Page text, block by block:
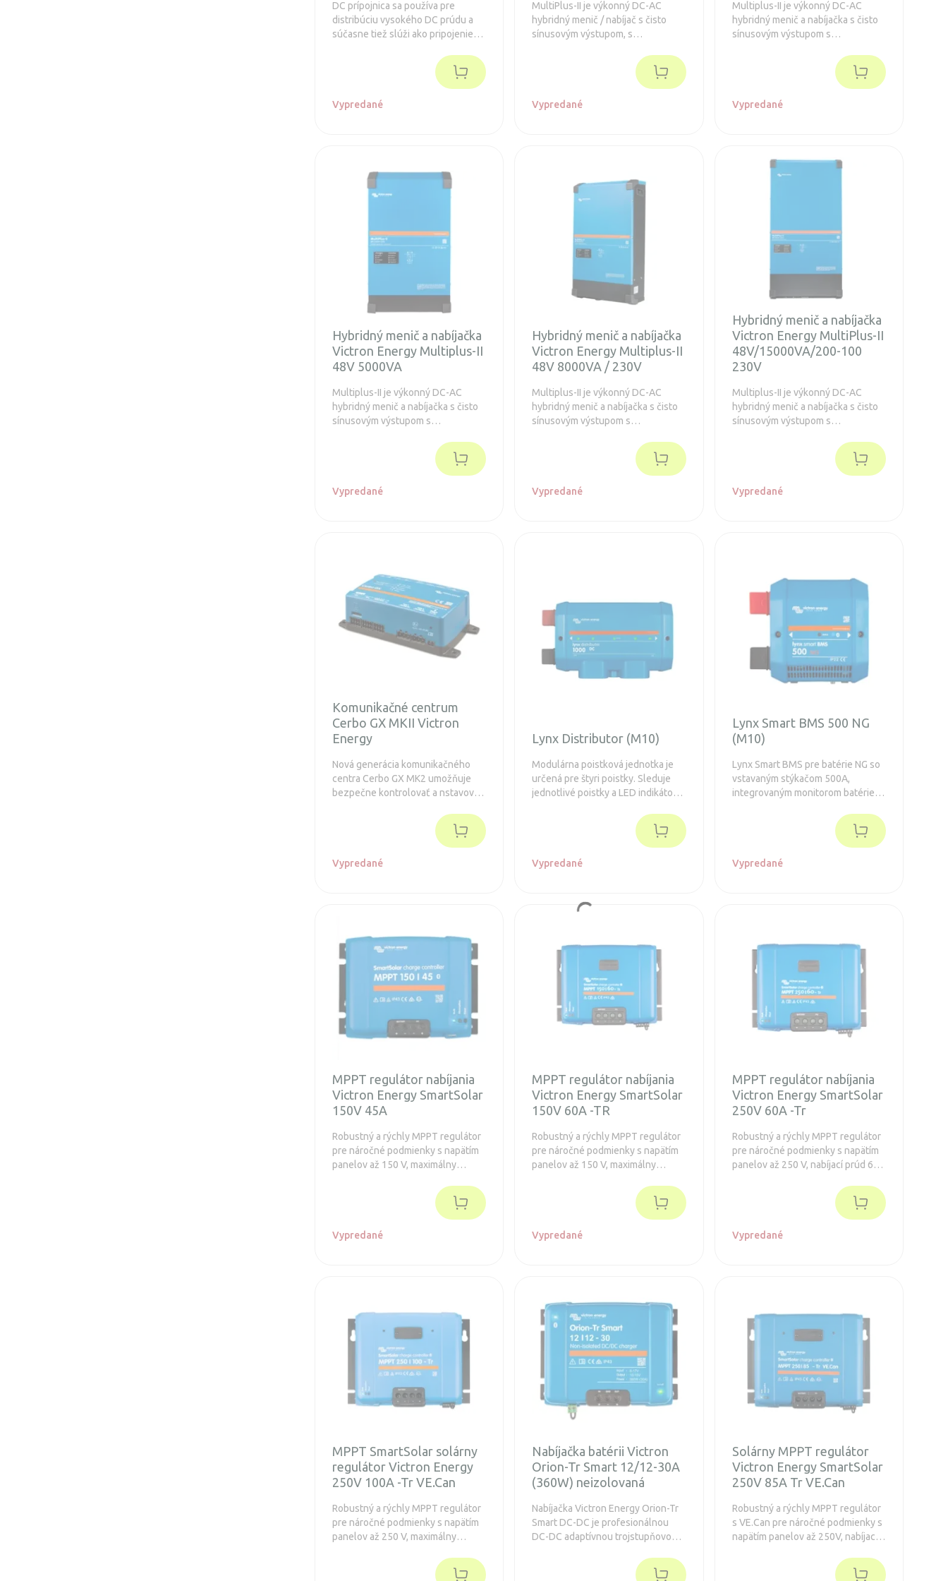
DC prípojnica sa používa pre
distribúciu vysokého DC prúdu a
súčasne tiež slúži ako pripojenie
Vypredané
MultiPlus-II je výkonný DC-AC
hybridný menič / nabíjač s čisto
sínusovým výstupom, s
nabíjačkou batérií a ultra rýchlym
transferovým prepínačom zdroja
napájania (batérie / externý AC
zdroj).
Vypredané
Multiplus-II je výkonný DC-AC
hybridný menič a nabíjačka s čisto
sínusovým výstupom s
nabíjačkou batérií a ultra rýchlym
transferovým prepínačom zdroja
Vypredané
Hybridný menič a nabíjačka
Victron Energy Multiplus-II
48V 5000VA
Multiplus-II je výkonný DC-AC
hybridný menič a nabíjačka s čisto
sínusovým výstupom s
nabíjačkou batérií a ultra rýchlym
transferovým prepínačom zdroja
Vypredané
Hybridný menič a nabíjačka
Victron Energy Multiplus-II
48V 8000VA / 230V
Multiplus-II je výkonný DC-AC
hybridný menič a nabíjačka s čisto
sínusovým výstupom s
nabíjačkou batérií a ultra rýchlym
transferovým prepínačom zdroja
Vypredané
Hybridný menič a nabíjačka
Victron Energy MultiPlus-II
48V/15000VA/200-100
230V
Multiplus-II je výkonný DC-AC
hybridný menič a nabíjačka s čisto
sínusovým výstupom s
nabíjačkou batérií a ultra rýchlym
transferovým prepínačom zdroja
Vypredané
Komunikačné centrum
Cerbo GX MKII Victron
Energy
Nová generácia komunikačného
centra Cerbo GX MK2 umožňuje
bezpečne kontrolovať a nstavovať
maximalizuje jeho výkon.
Vypredané
Lynx Distributor (M10)
Modulárna poistková jednotka je
určená pre štyri poistky. Sleduje
jednotlivé poistky a LED indikátor
sú stave. Predĺžená záruka 5 rokov.
Vypredané
Lynx Smart BMS 500 NG
(M10)
Lynx Smart BMS pre batérie NG so
vstavaným stýkačom 500A,
integrovaným monitorom batérie,
Vypredané
MPPT regulátor nabíjania
Victron Energy SmartSolar
150V 45A
Robustný a rýchly MPPT regulátor
pre náročné podmienky s napätím
panelov až 150 V, maximálny
záruka 5 rokov. Navyše je
Vypredané
MPPT regulátor nabíjania
Victron Energy SmartSolar
150V 60A -TR
Robustný a rýchly MPPT regulátor
pre náročné podmienky s napätím
panelov až 150 V, maximálny
Vypredané
MPPT regulátor nabíjania
Victron Energy SmartSolar
250V 60A -Tr
Robustný a rýchly MPPT regulátor
pre náročné podmienky s napätím
panelov až 250 V, nabíjací prúd 60
860/1720/3440Wp. Integrovaný
Bluetooth a konektor pre zásuvný
Vypredané
MPPT SmartSolar solárny
regulátor Victron Energy
250V 100A -Tr VE.Can
Robustný a rýchly MPPT regulátor
pre náročné podmienky s napätím
panelov až 250 V, maximálny
Nabíjačka batérii Victron
Orion-Tr Smart 12/12-30A
(360W) neizolovaná
Nabíjačka Victron Energy Orion-Tr
Smart DC-DC je profesionálnou
DC-DC adaptívnou trojstupňovou
funkciou Bluetooth. Záruka 5
Solárny MPPT regulátor
Victron Energy SmartSolar
250V 85A Tr VE.Can
Robustný a rýchly MPPT regulátor
s VE.Can pre náročné podmienky s
napätím panelov až 250V, nabíjací